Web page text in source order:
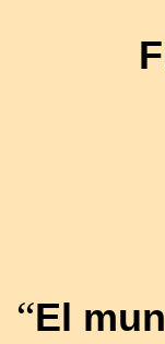
“El